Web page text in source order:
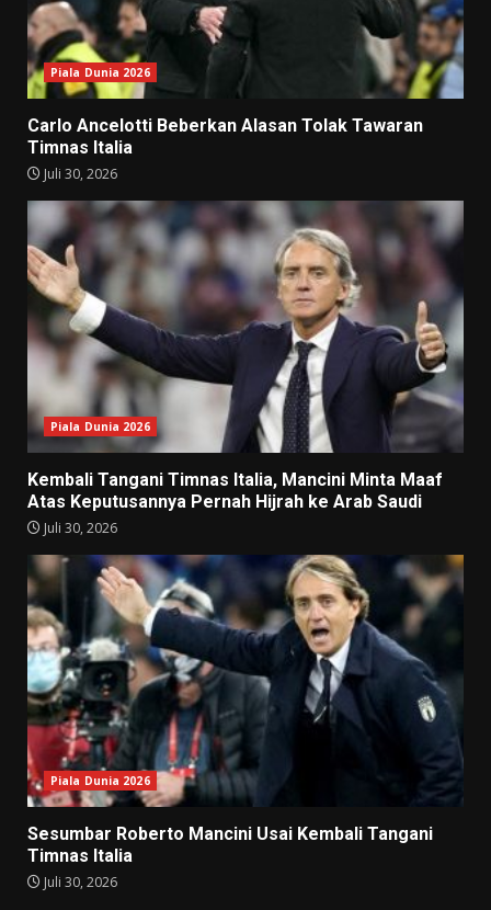
Piala Dunia 2026
Carlo Ancelotti Beberkan Alasan Tolak Tawaran
Timnas Italia
Juli 30, 2026
Piala Dunia 2026
Kembali Tangani Timnas Italia, Mancini Minta Maaf
Atas Keputusannya Pernah Hijrah ke Arab Saudi
Juli 30, 2026
Piala Dunia 2026
Sesumbar Roberto Mancini Usai Kembali Tangani
Timnas Italia
Juli 30, 2026